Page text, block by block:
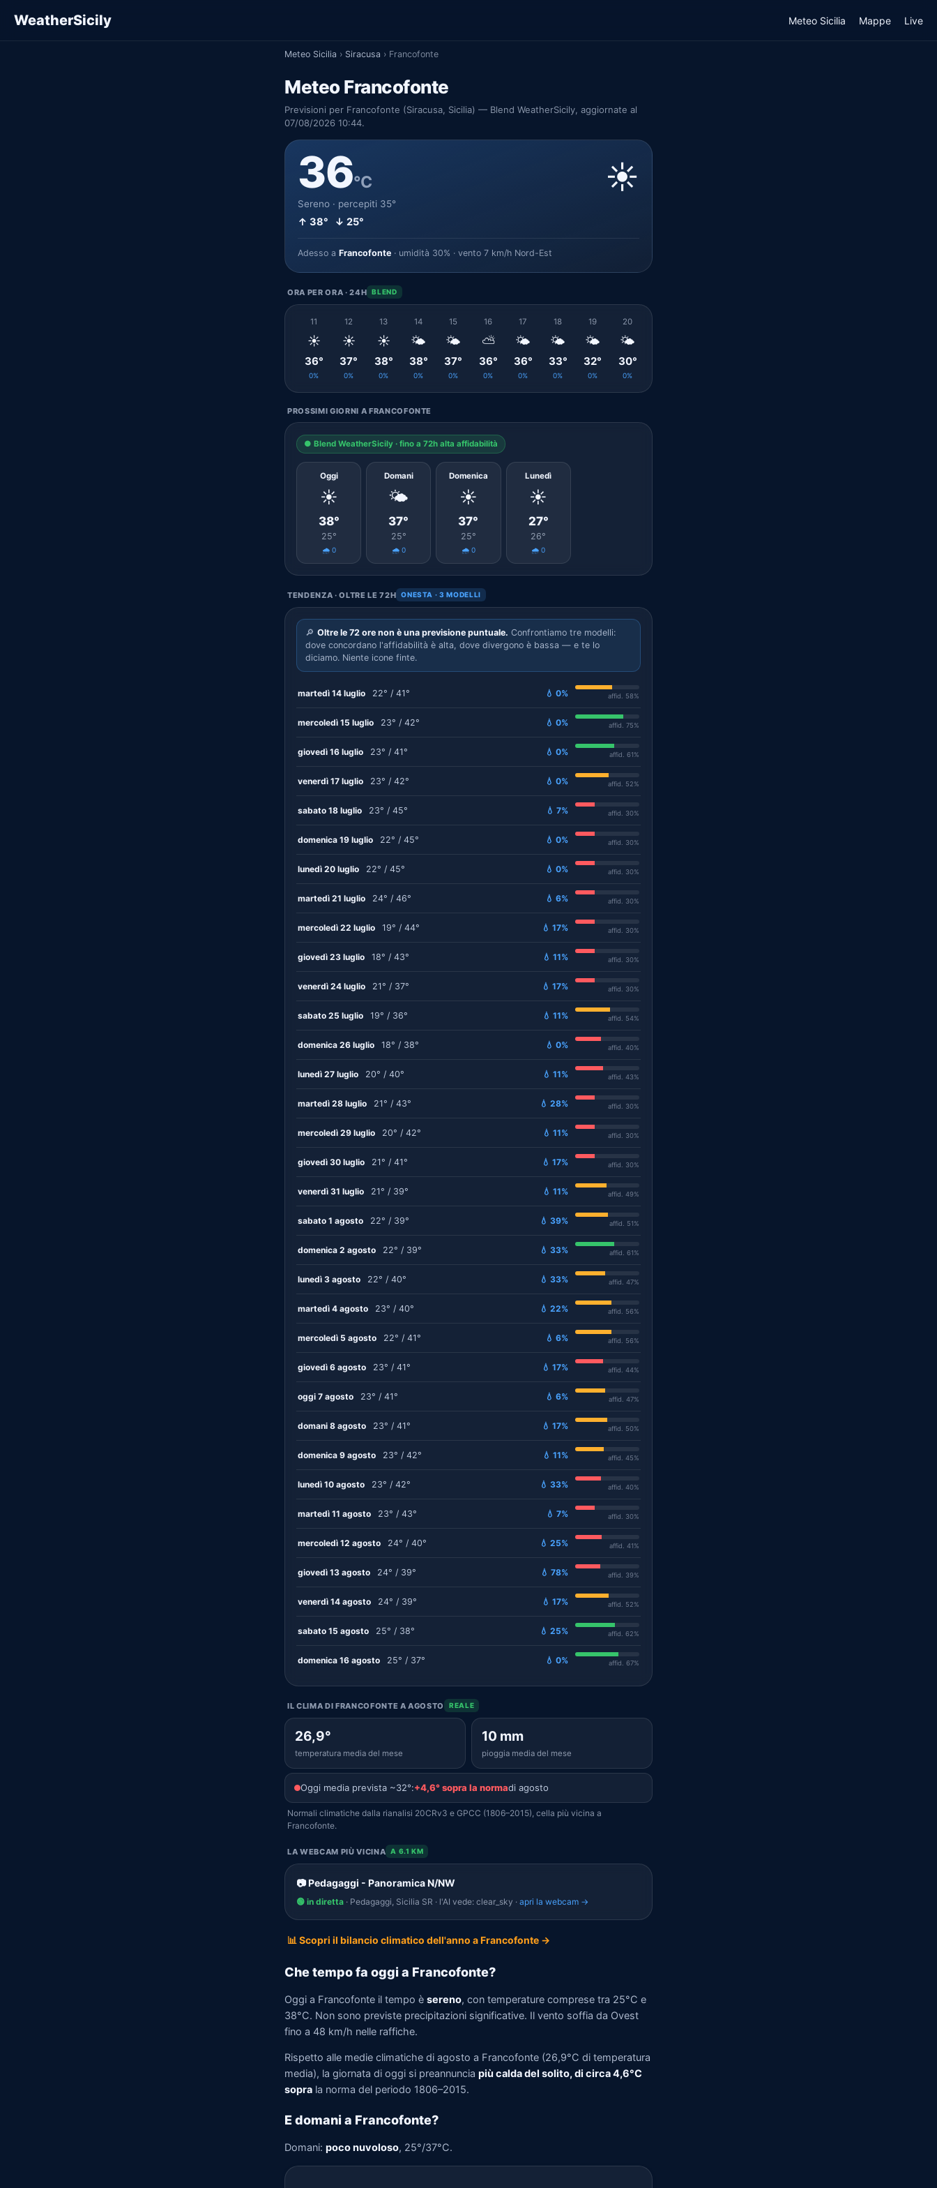
WeatherSicily Meteo Sicilia Mappe Live
Meteo Sicilia › Siracusa › Francofonte
Meteo Francofonte
Previsioni per Francofonte (Siracusa, Sicilia) — Blend WeatherSicily, aggiornate al
07/08/2026 10:44.
36°C
Sereno · percepiti 35°
↑ 38° ↓ 25°
☀️
Adesso a Francofonte · umidità 30% · vento 7 km/h Nord-Est
ORA PER ORA · 24H BLEND
11
☀️
36°
0%
12
☀️
37°
0%
13
☀️
38°
0%
14
🌤️
38°
0%
15
🌤️
37°
0%
16
⛅
36°
0%
17
🌤️
36°
0%
18
🌤️
33°
0%
19
🌤️
32°
0%
20
🌤️
30°
0%
PROSSIMI GIORNI A FRANCOFONTE
● Blend WeatherSicily · fino a 72h alta affidabilità
Oggi
☀️
38°
25°
🌧️ 0
Domani
🌤️
37°
25°
🌧️ 0
Domenica
☀️
37°
25°
🌧️ 0
Lunedì
☀️
27°
26°
🌧️ 0
TENDENZA · OLTRE LE 72H ONESTA · 3 MODELLI
🔎 Oltre le 72 ore non è una previsione puntuale. Confrontiamo tre modelli:
dove concordano l'affidabilità è alta, dove divergono è bassa — e te lo
diciamo. Niente icone finte.
martedì 14 luglio 22° / 41° 💧 0% affid. 58%
mercoledì 15 luglio 23° / 42° 💧 0% affid. 75%
giovedì 16 luglio 23° / 41° 💧 0% affid. 61%
venerdì 17 luglio 23° / 42° 💧 0% affid. 52%
sabato 18 luglio 23° / 45° 💧 7% affid. 30%
domenica 19 luglio 22° / 45° 💧 0% affid. 30%
lunedì 20 luglio 22° / 45° 💧 0% affid. 30%
martedì 21 luglio 24° / 46° 💧 6% affid. 30%
mercoledì 22 luglio 19° / 44° 💧 17% affid. 30%
giovedì 23 luglio 18° / 43° 💧 11% affid. 30%
venerdì 24 luglio 21° / 37° 💧 17% affid. 30%
sabato 25 luglio 19° / 36° 💧 11% affid. 54%
domenica 26 luglio 18° / 38° 💧 0% affid. 40%
lunedì 27 luglio 20° / 40° 💧 11% affid. 43%
martedì 28 luglio 21° / 43° 💧 28% affid. 30%
mercoledì 29 luglio 20° / 42° 💧 11% affid. 30%
giovedì 30 luglio 21° / 41° 💧 17% affid. 30%
venerdì 31 luglio 21° / 39° 💧 11% affid. 49%
sabato 1 agosto 22° / 39° 💧 39% affid. 51%
domenica 2 agosto 22° / 39° 💧 33% affid. 61%
lunedì 3 agosto 22° / 40° 💧 33% affid. 47%
martedì 4 agosto 23° / 40° 💧 22% affid. 56%
mercoledì 5 agosto 22° / 41° 💧 6% affid. 56%
giovedì 6 agosto 23° / 41° 💧 17% affid. 44%
oggi 7 agosto 23° / 41° 💧 6% affid. 47%
domani 8 agosto 23° / 41° 💧 17% affid. 50%
domenica 9 agosto 23° / 42° 💧 11% affid. 45%
lunedì 10 agosto 23° / 42° 💧 33% affid. 40%
martedì 11 agosto 23° / 43° 💧 7% affid. 30%
mercoledì 12 agosto 24° / 40° 💧 25% affid. 41%
giovedì 13 agosto 24° / 39° 💧 78% affid. 39%
venerdì 14 agosto 24° / 39° 💧 17% affid. 52%
sabato 15 agosto 25° / 38° 💧 25% affid. 62%
domenica 16 agosto 25° / 37° 💧 0% affid. 67%
IL CLIMA DI FRANCOFONTE A AGOSTO REALE
26,9°
temperatura media del mese
10 mm
pioggia media del mese
Oggi media prevista ~32°:+4,6° sopra la normadi agosto
Normali climatiche dalla rianalisi 20CRv3 e GPCC (1806–2015), cella più vicina a
Francofonte.
LA WEBCAM PIÙ VICINA A 6.1 KM
📷 Pedagaggi - Panoramica N/NW
🟢 in diretta · Pedagaggi, Sicilia SR · l'AI vede: clear_sky · apri la webcam →
📊 Scopri il bilancio climatico dell'anno a Francofonte →
Che tempo fa oggi a Francofonte?
Oggi a Francofonte il tempo è sereno, con temperature comprese tra 25°C e
38°C. Non sono previste precipitazioni significative. Il vento soffia da Ovest
fino a 48 km/h nelle raffiche.
Rispetto alle medie climatiche di agosto a Francofonte (26,9°C di temperatura
media), la giornata di oggi si preannuncia più calda del solito, di circa 4,6°C
sopra la norma del periodo 1806–2015.
E domani a Francofonte?
Domani: poco nuvoloso, 25°/37°C.